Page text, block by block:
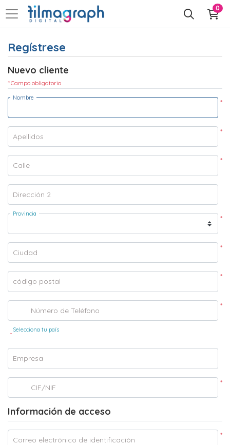
0
Regístrese
Nuevo cliente
* Campo obligatorio
*
Nombre
*
Apellidos
*
Calle
Dirección 2
*
Provincia
*
Ciudad
*
código postal
*
Número de Teléfono
*Selecciona tu país
Empresa
*
CIF/NIF
Información de acceso
*
Correo electrónico de identificación